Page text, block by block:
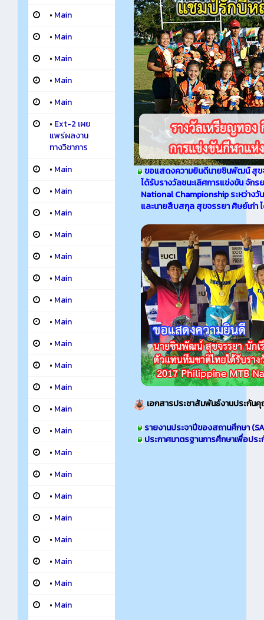
• Main
• Main
• Main
• Main
• Main
• Ext-2 เผย
แพร่ผลงาน
ทางวิชาการ
• Main
• Main
• Main
• Main
• Main
• Main
• Main
• Main
• Main
• Main
• Main
• Main
• Main
• Main
• Main
• Main
• Main
• Main
• Main
• Main
• Main
ขอแสดงความยินดีนายชินพัฒน์ สุข
ได้รับรางวัลชนะเลิศการแข่งขัน จักร
National Championship ระหว่าง
และนายสืบสกุล สุขจรรยา ศิษย์เก่า
เอกสารประชาสัมพันธ์งานประกัน
รายงานประจาปีของสถานศึกษา
ประกาศมาตรฐานการศึกษาเพื่อป